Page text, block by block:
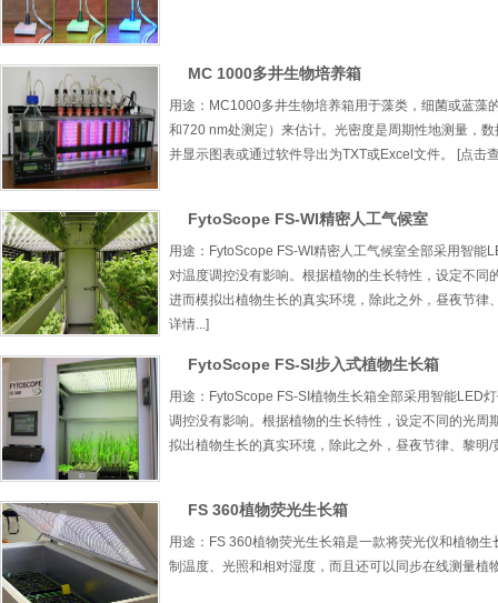
MC 1000多井生物培养箱
用途：MC1000多井生物培养箱用于藻类，细菌或蓝
和720 nm处测定）来估计。光密度是周期性地测量，
并显示图表或通过软件导出为TXT或Excel文件。 [点击
FytoScope FS-WI精密人工气候室
用途：FytoScope FS-WI精密人工气候室全部采用智
对温度调控没有影响。根据植物的生长特性，设定不
进而模拟出植物生长的真实环境，除此之外，昼夜节
详情...]
FytoScope FS-SI步入式植物生长箱
用途：FytoScope FS-SI植物生长箱全部采用智能LED
调控没有影响。根据植物的生长特性，设定不同的光
拟出植物生长的真实环境，除此之外，昼夜节律、黎明
FS 360植物荧光生长箱
用途：FS 360植物荧光生长箱是一款将荧光仪和植物
制温度、光照和相对湿度，而且还可以同步在线测量植